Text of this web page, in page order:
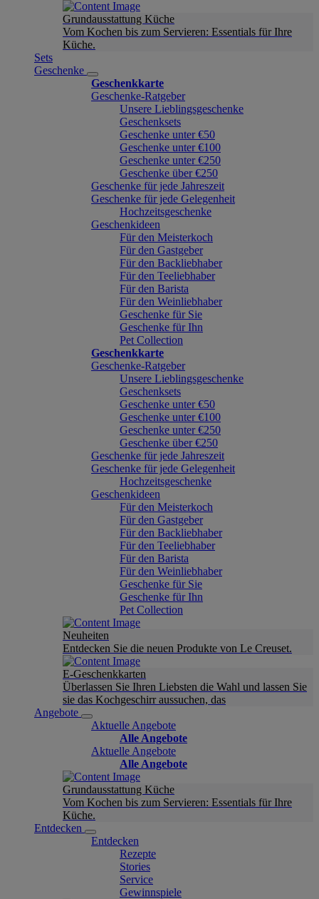
Grundausstattung Küche
Vom Kochen bis zum Servieren: Essentials für Ihre
Küche.
Sets
Geschenke
Geschenkkarte
Geschenke-Ratgeber
Unsere Lieblingsgeschenke
Geschenksets
Geschenke unter €50
Geschenke unter €100
Geschenke unter €250
Geschenke über €250
Geschenke für jede Jahreszeit
Geschenke für jede Gelegenheit
Hochzeitsgeschenke
Geschenkideen
Für den Meisterkoch
Für den Gastgeber
Für den Backliebhaber
Für den Teeliebhaber
Für den Barista
Für den Weinliebhaber
Geschenke für Sie
Geschenke für Ihn
Pet Collection
Geschenkkarte
Geschenke-Ratgeber
Unsere Lieblingsgeschenke
Geschenksets
Geschenke unter €50
Geschenke unter €100
Geschenke unter €250
Geschenke über €250
Geschenke für jede Jahreszeit
Geschenke für jede Gelegenheit
Hochzeitsgeschenke
Geschenkideen
Für den Meisterkoch
Für den Gastgeber
Für den Backliebhaber
Für den Teeliebhaber
Für den Barista
Für den Weinliebhaber
Geschenke für Sie
Geschenke für Ihn
Pet Collection
Neuheiten
Entdecken Sie die neuen Produkte von Le Creuset.
E-Geschenkkarten
Überlassen Sie Ihren Liebsten die Wahl und lassen Sie
sie das Kochgeschirr aussuchen, das
Angebote
Aktuelle Angebote
Alle Angebote
Aktuelle Angebote
Alle Angebote
Grundausstattung Küche
Vom Kochen bis zum Servieren: Essentials für Ihre
Küche.
Entdecken
Entdecken
Rezepte
Stories
Service
Gewinnspiele